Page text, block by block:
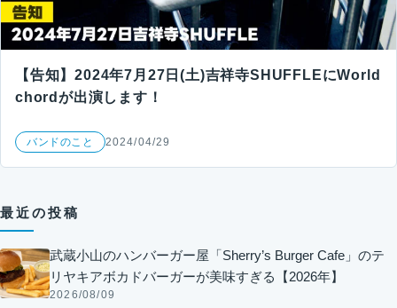
【告知】2024年7月27日(土)吉祥寺SHUFFLEにWorld
chordが出演します！
バンドのこと 2024/04/29
最近の投稿
武蔵小山のハンバーガー屋「Sherry’s Burger Cafe」のテ
リヤキアボカドバーガーが美味すぎる【2026年】
2026/08/09